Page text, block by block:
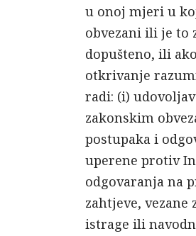
u onoj mjeri u
obvezani ili je to
dopušteno, ili
otkrivanje
radi: (i)
zakonskim
postupaka i
uperene protiv
odgovaranja na
zahtjeve, vezane
istrage ili